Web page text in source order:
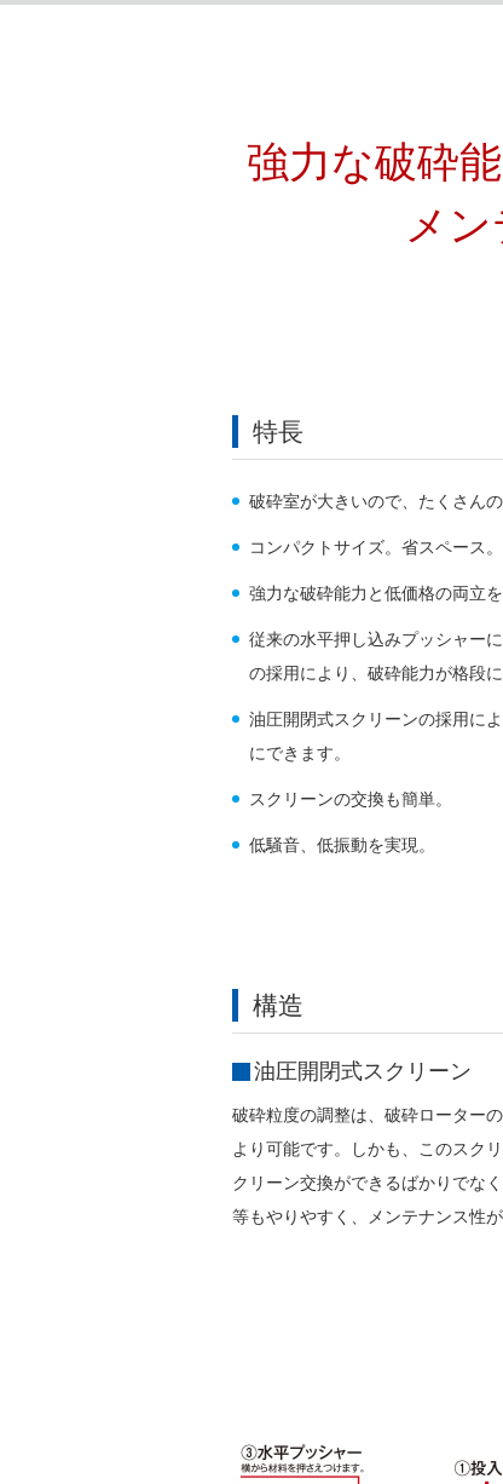
強力な破砕
メ
特長
破砕室が大きいので、たくさん
コンパクトサイズ。省スペース。
強力な破砕能力と低価格の両立を
従来の水平押し込みプッシャー
の採用により、破砕能力が格段に
油圧開閉式スクリーンの採用に
にできます。
スクリーンの交換も簡単。
低騒音、低振動を実現。
構造
油圧開閉式スクリーン
破砕粒度の調整は、破砕ローター
より可能です。しかも、このスク
クリーン交換ができるばかりでな
等もやりやすく、メンテナンス性